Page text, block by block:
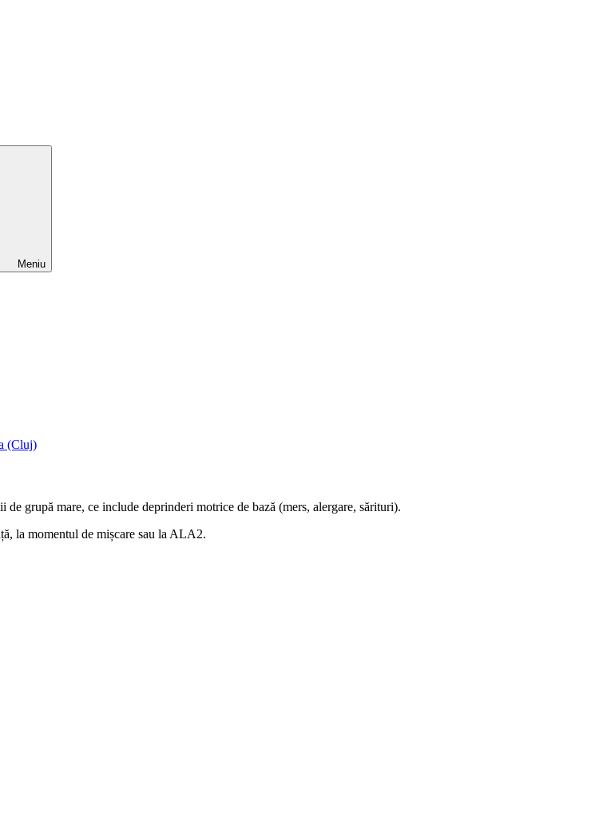
Meniu
(Cluj)
grupă mare, ce include deprinderi motrice de bază (mers, alergare, sărituri).
la momentul de mișcare sau la ALA2.